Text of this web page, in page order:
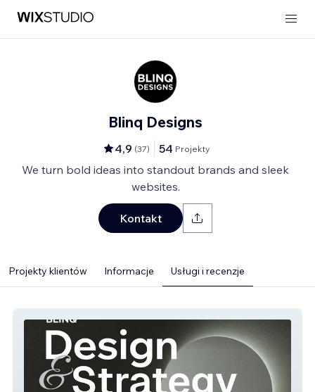
Blinq Designs
4,9 (37) 54 Projekty
We turn bold ideas into standout brands and sleek
websites.
Kontakt
Projekty klientów Informacje Usługi i recenzje